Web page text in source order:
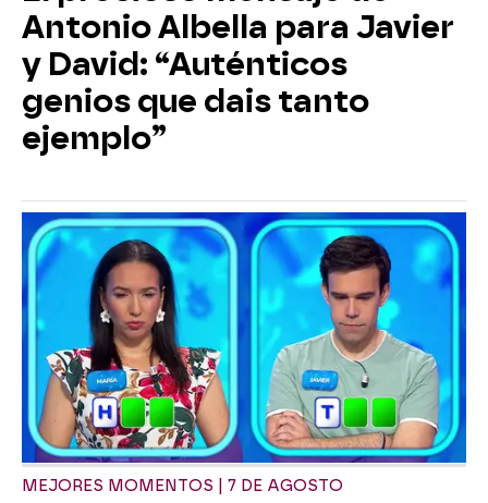
Antonio Albella para Javier
y David: “Auténticos
genios que dais tanto
ejemplo”
MEJORES MOMENTOS | 7 DE AGOSTO